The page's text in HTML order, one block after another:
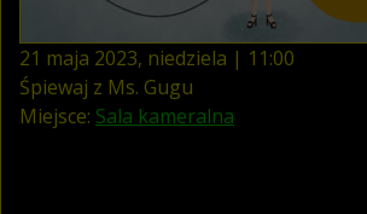
21 maja 2023, niedziela | 11:00
Śpiewaj z Ms. Gugu
Miejsce: Sala kameralna